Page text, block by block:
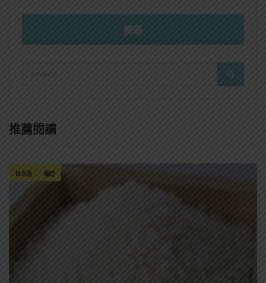
搜尋
FOR:
推薦閱讀
日本酒 釀造